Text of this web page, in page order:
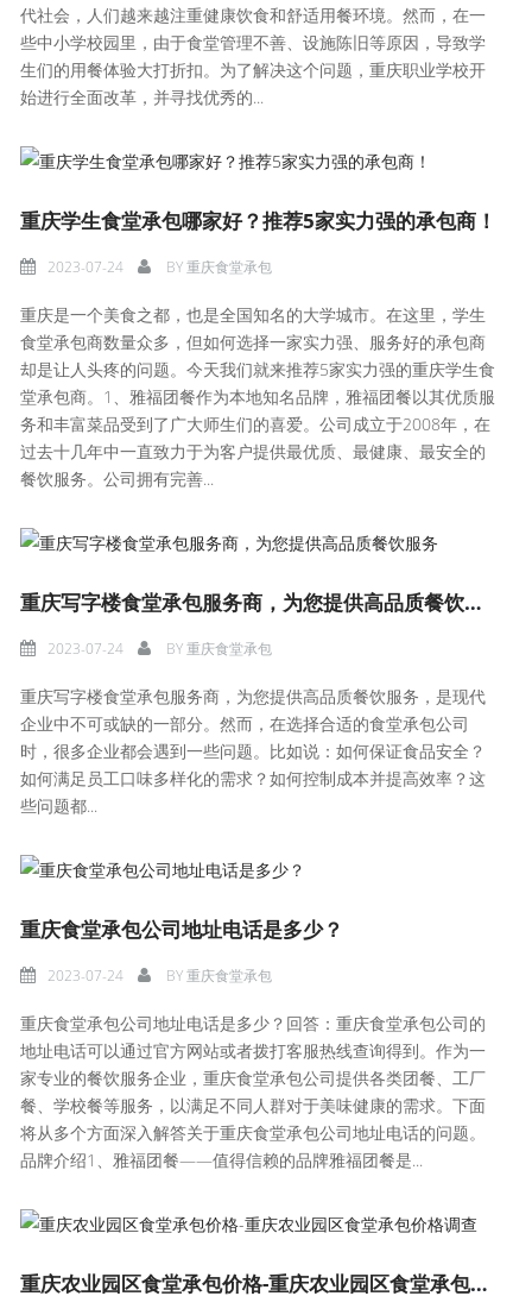
代社会，人们越来越注重健康饮食和舒适用餐环境。然而，在一
些中小学校园里，由于食堂管理不善、设施陈旧等原因，导致学
生们的用餐体验大打折扣。为了解决这个问题，重庆职业学校开
始进行全面改革，并寻找优秀的...
重庆学生食堂承包哪家好？推荐5家实力强的承包商！
2023-07-24 BY重庆食堂承包
重庆是一个美食之都，也是全国知名的大学城市。在这里，学生
食堂承包商数量众多，但如何选择一家实力强、服务好的承包商
却是让人头疼的问题。今天我们就来推荐5家实力强的重庆学生食
堂承包商。1、雅福团餐作为本地知名品牌，雅福团餐以其优质服
务和丰富菜品受到了广大师生们的喜爱。公司成立于2008年，在
过去十几年中一直致力于为客户提供最优质、最健康、最安全的
餐饮服务。公司拥有完善...
重庆写字楼食堂承包服务商，为您提供高品质餐饮服务
2023-07-24 BY重庆食堂承包
重庆写字楼食堂承包服务商，为您提供高品质餐饮服务，是现代
企业中不可或缺的一部分。然而，在选择合适的食堂承包公司
时，很多企业都会遇到一些问题。比如说：如何保证食品安全？
如何满足员工口味多样化的需求？如何控制成本并提高效率？这
些问题都...
重庆食堂承包公司地址电话是多少？
2023-07-24 BY重庆食堂承包
重庆食堂承包公司地址电话是多少？回答：重庆食堂承包公司的
地址电话可以通过官方网站或者拨打客服热线查询得到。作为一
家专业的餐饮服务企业，重庆食堂承包公司提供各类团餐、工厂
餐、学校餐等服务，以满足不同人群对于美味健康的需求。下面
将从多个方面深入解答关于重庆食堂承包公司地址电话的问题。
品牌介绍1、雅福团餐——值得信赖的品牌雅福团餐是...
重庆农业园区食堂承包价格-重庆农业园区食堂承包价格调查